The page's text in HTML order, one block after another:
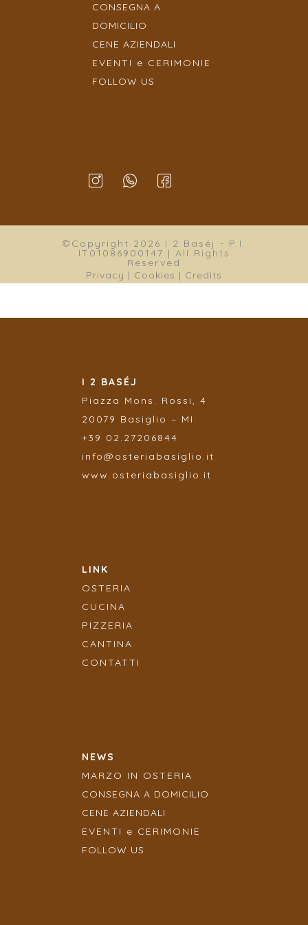
CONSEGNA A
DOMICILIO
CENE AZIENDALI
EVENTI e CERIMONIE
FOLLOW US
©Copyright 2026 I 2 Baséj - P.I.
IT01086900147 | All Rights
Reserved
Privacy | Cookies | Credits
I 2 BASÉJ
Piazza Mons. Rossi, 4
20079 Basiglio – MI
+39 02.27206844
info@osteriabasiglio.it
www.osteriabasiglio.it
LINK
OSTERIA
CUCINA
PIZZERIA
CANTINA
CONTATTI
NEWS
MARZO IN OSTERIA
CONSEGNA A DOMICILIO
CENE AZIENDALI
EVENTI e CERIMONIE
FOLLOW US